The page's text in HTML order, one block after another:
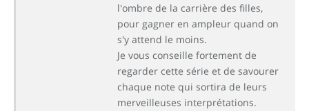
l'ombre de la carrière des filles,
pour gagner en ampleur quand on
s'y attend le moins.
Je vous conseille fortement de
regarder cette série et de savourer
chaque note qui sortira de leurs
merveilleuses interprétations.